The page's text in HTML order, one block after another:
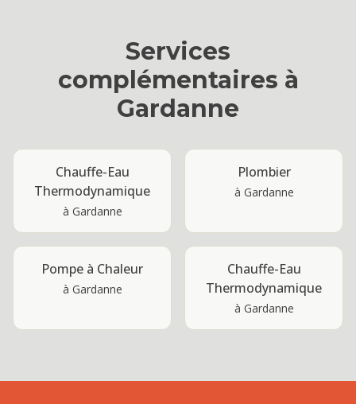
Services
complémentaires à
Gardanne
Chauffe-Eau
Thermodynamique
à Gardanne
Plombier
à Gardanne
Pompe à Chaleur
à Gardanne
Chauffe-Eau
Thermodynamique
à Gardanne